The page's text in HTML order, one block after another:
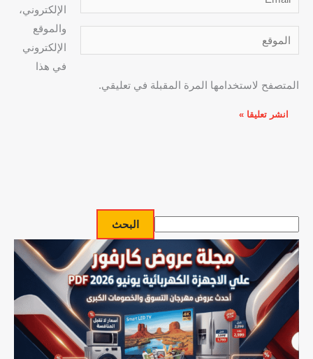
الموقع
الإلكتروني،
والموقع
الإلكتروني
في هذا
المتصفح لاستخدامها المرة المقبلة في تعليقي.
البحث